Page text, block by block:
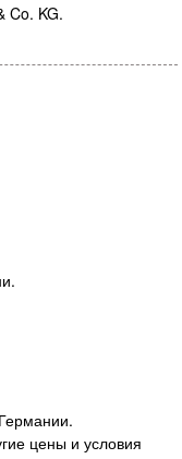
Co. KG.
цены и условия